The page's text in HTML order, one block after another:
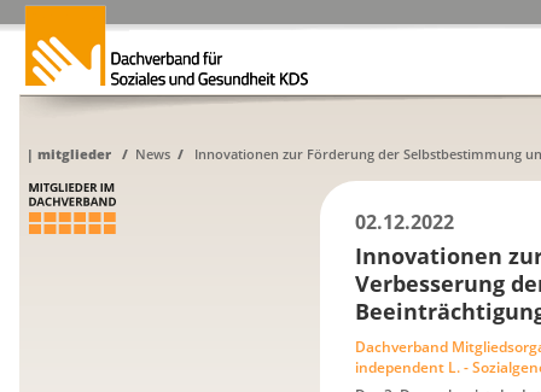
| mitglieder/ News/ Innovationen zur Förderung der Selbstbestimmung
02.12.2022
Innovationen
Verbesserung
Dachverband
independent L. -